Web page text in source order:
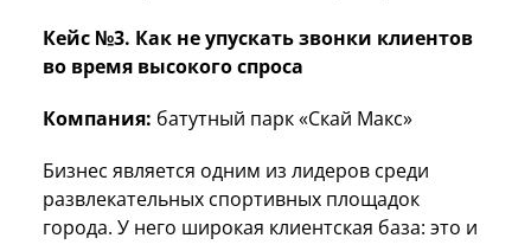
Кейс №3. Как не упускать звонки клиентов
во время высокого спроса
Компания: батутный парк «Скай Макс»
Бизнес является одним из лидеров среди
развлекательных спортивных площадок
города. У него широкая клиентская база: это и